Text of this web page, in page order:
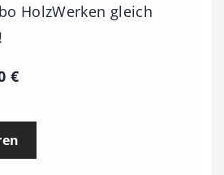
HolzWerken gleich
€P
e